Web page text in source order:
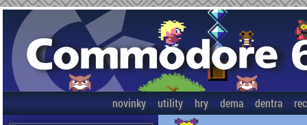
novinky utility hry dema dentra